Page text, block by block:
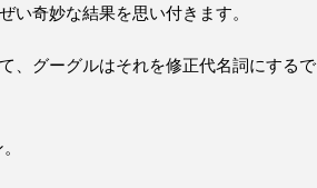
い奇妙な結果を思い付きます。
、グーグルはそれを修正代名詞にするで